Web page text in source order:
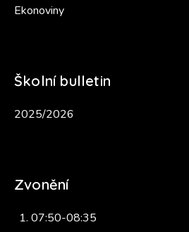
Ekonoviny
Školní bulletin
2025/2026
Zvonění
07:50-08:35